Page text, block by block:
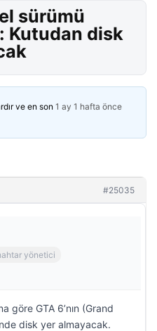
sürümü
Kutudan disk
ve en son 1 ay 1 hafta önce
#25035
yönetici
göre GTA 6’nın (Grand
disk yer almayacak.